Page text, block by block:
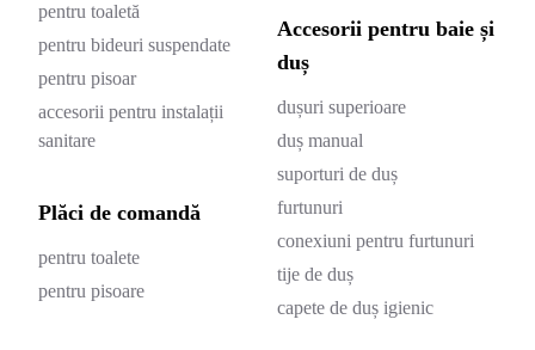
pentru toaletă
pentru bideuri suspendate
pentru pisoar
accesorii pentru instalații
sanitare
Plăci de comandă
pentru toalete
pentru pisoare
Accesorii pentru baie și
duș
dușuri superioare
duș manual
suporturi de duș
furtunuri
conexiuni pentru furtunuri
tije de duș
capete de duș igienic